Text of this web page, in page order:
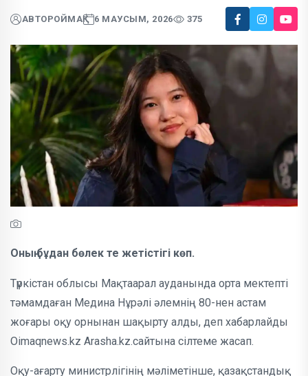
АВТОРОЙМАҚ 6 МАУСЫМ, 2026 375
Оның бұдан бөлек те жетістігі көп.
Түркістан облысы Мақтаарал ауданында орта мектепті
тәмамдаған Медина Нұрәлі әлемнің 80-нен астам
жоғары оқу орнынан шақырту алды, деп хабарлайды
Oimaqnews.kz Arasha.kz.сайтына сілтеме жасап.
Оқу-ағарту министрлігінің мәліметінше, қазақстандық